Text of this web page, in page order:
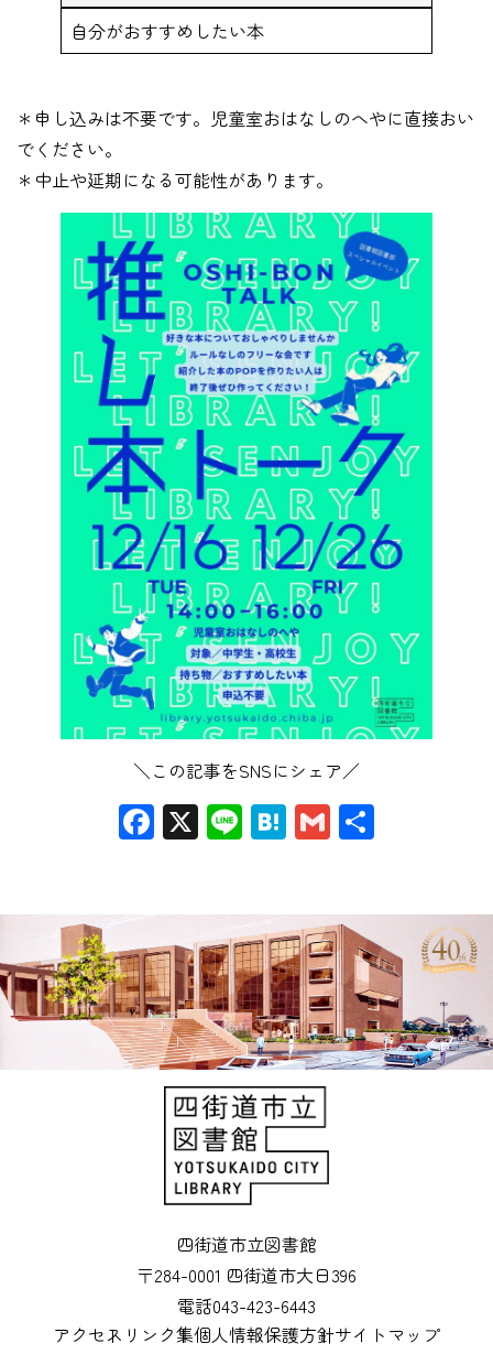
自分がおすすめしたい本
＊申し込みは不要です。児童室おはなしのへやに直接おい
でください。
＊中止や延期になる可能性があります。
＼この記事をSNSにシェア／
Facebook
X LineHatena
Gmail
四街道市立図書館
〒284-0001 四街道市大日396
電話043-423-6443
アクセス リンク集個人情報保護方針サイトマップ